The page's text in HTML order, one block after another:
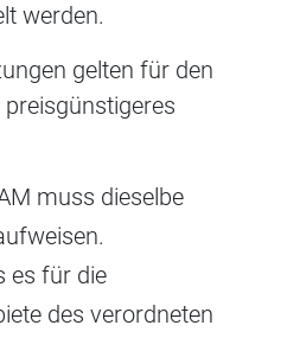
werden.
gelten für den
muss dieselbe
es für die
des verordneten